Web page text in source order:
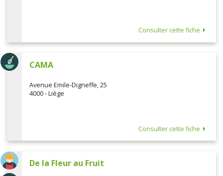
Consulter cette fiche
CAMA
Avenue Emile-Digneffe, 25
4000 - Liège
Consulter cette fiche
De la Fleur au Fruit